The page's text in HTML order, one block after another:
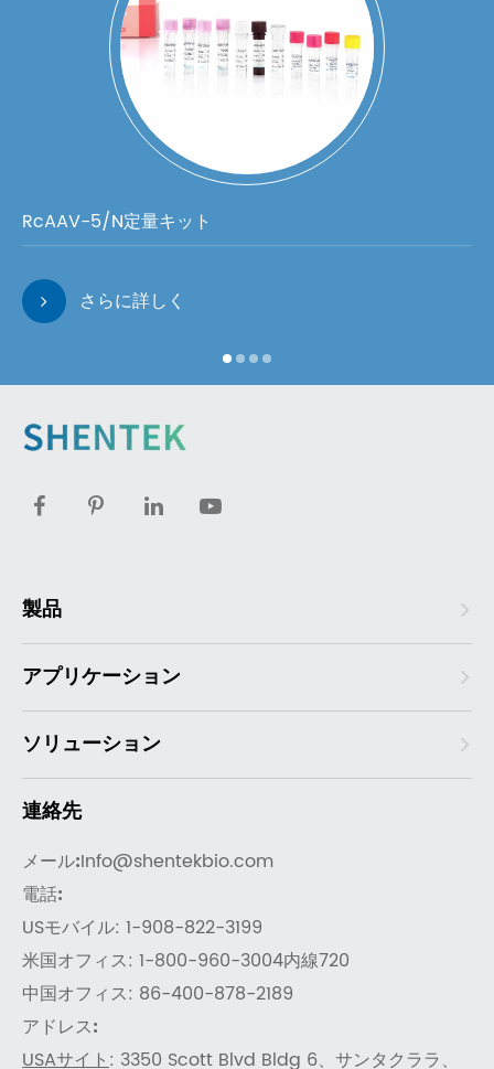
RcAAV-5/N定量キット
さらに詳しく
製品
アプリケーション
ソリューション
連絡先
メール:Info@shentekbio.com
電話:
USモバイル: 1-908-822-3199
米国オフィス: 1-800-960-3004内線720
中国オフィス: 86-400-878-2189
アドレス:
USAサイト: 3350 Scott Blvd Bldg 6、サンタクララ、